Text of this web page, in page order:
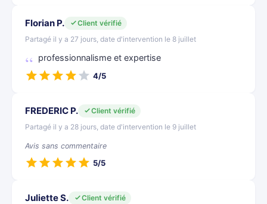
Florian P.
Client vérifié
Partagé il y a 27 jours, date d'intervention le 8 juillet
professionnalisme et expertise
4/5
FREDERIC P.
Client vérifié
Partagé il y a 28 jours, date d'intervention le 9 juillet
Avis sans commentaire
5/5
Juliette S.
Client vérifié